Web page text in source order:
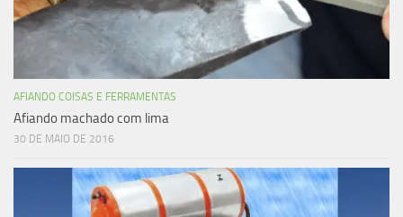
AFIANDO COISAS E FERRAMENTAS
Afiando machado com lima
30 DE MAIO DE 2016